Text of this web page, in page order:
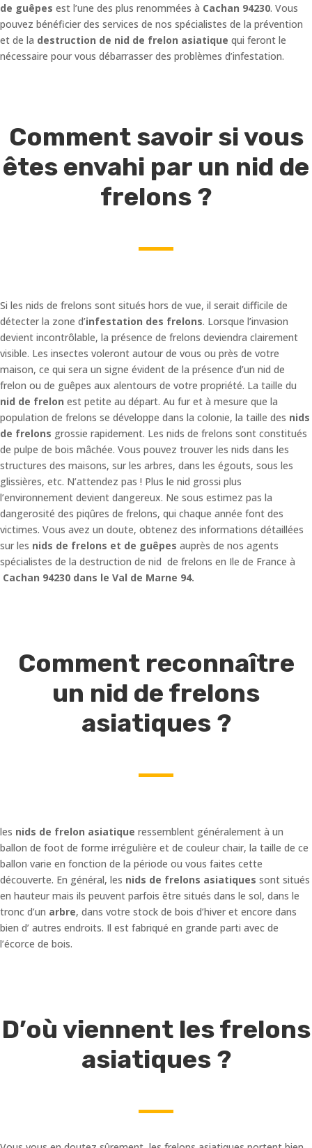
de guêpes est l’une des plus renommées à Cachan 94230. Vous
pouvez bénéficier des services de nos spécialistes de la prévention
et de la destruction de nid de frelon asiatique qui feront le
nécessaire pour vous débarrasser des problèmes d’infestation.
Comment savoir si vous
êtes envahi par un nid de
frelons ?
Si les nids de frelons sont situés hors de vue, il serait difficile de
détecter la zone d’infestation des frelons. Lorsque l’invasion
devient incontrôlable, la présence de frelons deviendra clairement
visible. Les insectes voleront autour de vous ou près de votre
maison, ce qui sera un signe évident de la présence d’un nid de
frelon ou de guêpes aux alentours de votre propriété. La taille du
nid de frelon est petite au départ. Au fur et à mesure que la
population de frelons se développe dans la colonie, la taille des nids
de frelons grossie rapidement. Les nids de frelons sont constitués
de pulpe de bois mâchée. Vous pouvez trouver les nids dans les
structures des maisons, sur les arbres, dans les égouts, sous les
glissières, etc. N’attendez pas ! Plus le nid grossi plus
l’environnement devient dangereux. Ne sous estimez pas la
dangerosité des piqûres de frelons, qui chaque année font des
victimes. Vous avez un doute, obtenez des informations détaillées
sur les nids de frelons et de guêpes auprès de nos agents
spécialistes de la destruction de nid de frelons en Ile de France à
Cachan 94230 dans le Val de Marne 94.
Comment reconnaître
un nid de frelons
asiatiques ?
les nids de frelon asiatique ressemblent généralement à un
ballon de foot de forme irrégulière et de couleur chair, la taille de ce
ballon varie en fonction de la période ou vous faites cette
découverte. En général, les nids de frelons asiatiques sont situés
en hauteur mais ils peuvent parfois être situés dans le sol, dans le
tronc d’un arbre, dans votre stock de bois d’hiver et encore dans
bien d’ autres endroits. Il est fabriqué en grande parti avec de
l’écorce de bois.
D’où viennent les frelons
asiatiques ?